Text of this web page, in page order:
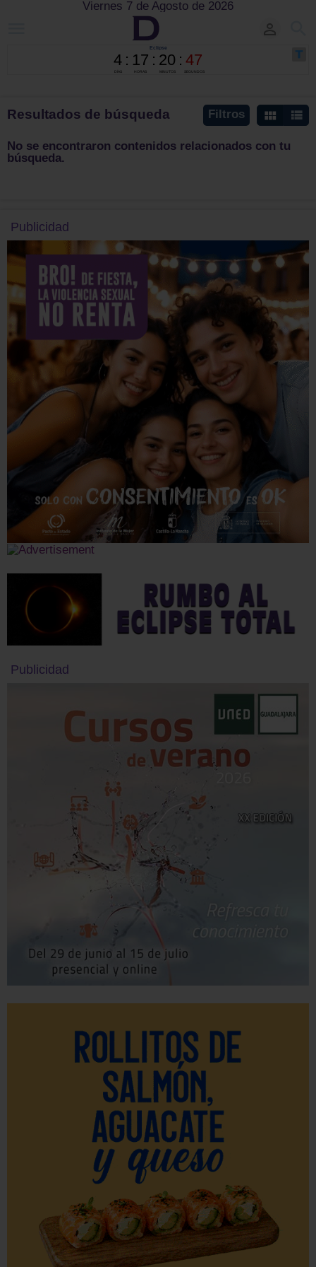
Viernes 7 de Agosto de 2026
Filtros
Resultados de búsqueda
No se encontraron contenidos relacionados con tu
búsqueda.
Publicidad
Publicidad